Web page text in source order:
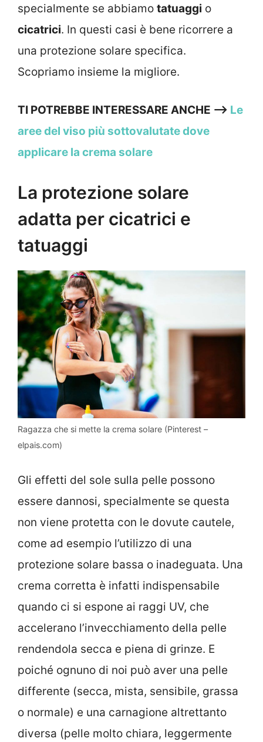
specialmente se abbiamo tatuaggi o
cicatrici. In questi casi è bene ricorrere a
una protezione solare specifica.
Scopriamo insieme la migliore.
TI POTREBBE INTERESSARE ANCHE —-> Le
aree del viso più sottovalutate dove
applicare la crema solare
La protezione solare
adatta per cicatrici e
tatuaggi
Ragazza che si mette la crema solare (Pinterest –
elpais.com)
Gli effetti del sole sulla pelle possono
essere dannosi, specialmente se questa
non viene protetta con le dovute cautele,
come ad esempio l’utilizzo di una
protezione solare bassa o inadeguata. Una
crema corretta è infatti indispensabile
quando ci si espone ai raggi UV, che
accelerano l’invecchiamento della pelle
rendendola secca e piena di grinze. E
poiché ognuno di noi può aver una pelle
differente (secca, mista, sensibile, grassa
o normale) e una carnagione altrettanto
diversa (pelle molto chiara, leggermente